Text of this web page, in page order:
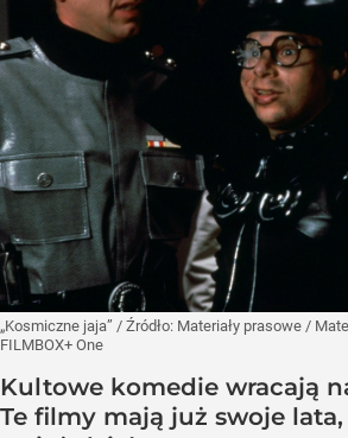
„Kosmiczne jaja” / Źródło: Materiały prasowe /
FILMBOX+ One
Kultowe komedie wracają
Te filmy mają już swoje